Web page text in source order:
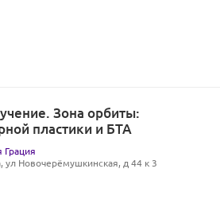
Зона орбиты:
пластики и БТА
Грация
ул Новочерёмушкинская, д 44 к 3